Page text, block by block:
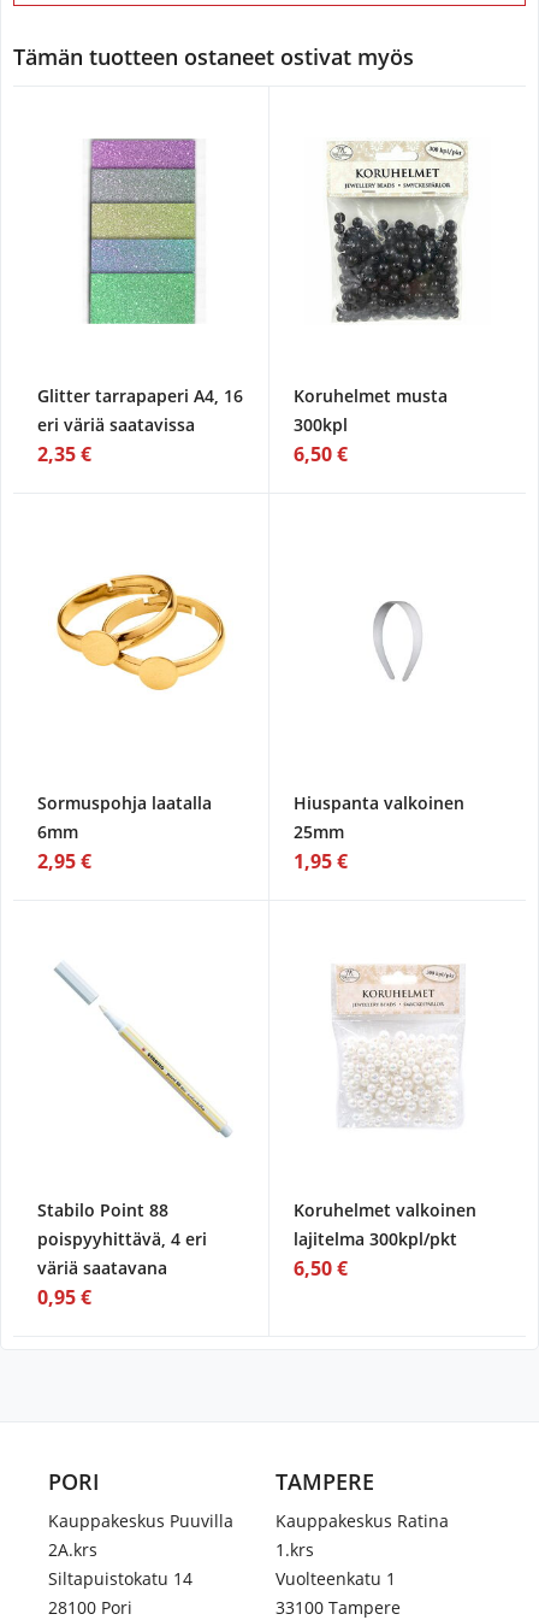
Tämän tuotteen ostaneet ostivat myös
Glitter tarrapaperi A4, 16
eri väriä saatavissa
2,35 €
Koruhelmet musta
300kpl
6,50 €
Sormuspohja laatalla
6mm
2,95 €
Hiuspanta valkoinen
25mm
1,95 €
Stabilo Point 88
poispyyhittävä, 4 eri
väriä saatavana
0,95 €
Koruhelmet valkoinen
lajitelma 300kpl/pkt
6,50 €
PORI
Kauppakeskus Puuvilla
2A.krs
Siltapuistokatu 14
28100 Pori
TAMPERE
Kauppakeskus Ratina
1.krs
Vuolteenkatu 1
33100 Tampere